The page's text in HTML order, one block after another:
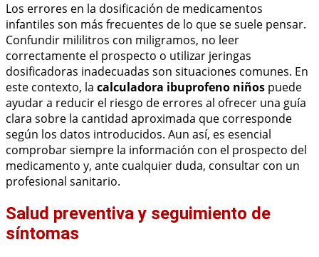
Los errores en la dosificación de medicamentos
infantiles son más frecuentes de lo que se suele pensar.
Confundir mililitros con miligramos, no leer
correctamente el prospecto o utilizar jeringas
dosificadoras inadecuadas son situaciones comunes. En
este contexto, la calculadora ibuprofeno niños puede
ayudar a reducir el riesgo de errores al ofrecer una guía
clara sobre la cantidad aproximada que corresponde
según los datos introducidos. Aun así, es esencial
comprobar siempre la información con el prospecto del
medicamento y, ante cualquier duda, consultar con un
profesional sanitario.
Salud preventiva y seguimiento de
síntomas